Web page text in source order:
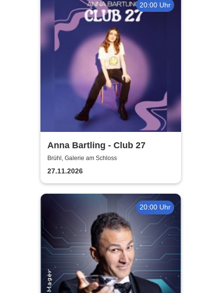
20:00 Uhr
Anna Bartling - Club 27
Brühl, Galerie am Schloss
27.11.2026
20:00 Uhr